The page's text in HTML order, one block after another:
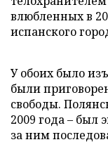
влюбленных в
испанского
У обоих было
были
свободы.
2009 года – был
за ним